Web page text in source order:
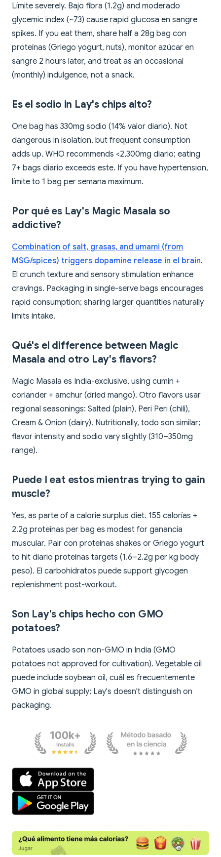
Límite severely. Bajo fibra (1.2g) and moderado
glycemic index (~73) cause rapid glucosa en sangre
spikes. If you eat them, share half a 28g bag con
proteínas (Griego yogurt, nuts), monitor azúcar en
sangre 2 hours later, and treat as an occasional
(monthly) indulgence, not a snack.
Es el sodio in Lay's chips alto?
One bag has 330mg sodio (14% valor diario). Not
dangerous in isolation, but frequent consumption
adds up. WHO recommends <2,300mg diario; eating
7+ bags diario exceeds este. If you have hypertension,
límite to 1 bag per semana maximum.
Por qué es Lay's Magic Masala so
addictive?
Combination of salt, grasas, and umami (from
MSG/spices) triggers dopamine release in el brain.
El crunch texture and sensory stimulation enhance
cravings. Packaging in single-serve bags encourages
rapid consumption; sharing larger quantities naturally
limits intake.
Qué's el difference between Magic
Masala and otro Lay's flavors?
Magic Masala es India-exclusive, using cumin +
coriander + amchur (dried mango). Otro flavors usar
regional seasonings: Salted (plain), Peri Peri (chili),
Cream & Onion (dairy). Nutritionally, todo son similar;
flavor intensity and sodio vary slightly (310–350mg
range).
Puede I eat estos mientras trying to gain
muscle?
Yes, as parte of a calorie surplus diet. 155 calorías +
2.2g proteínas per bag es modest for ganancia
muscular. Pair con proteínas shakes or Griego yogurt
to hit diario proteínas targets (1.6–2.2g per kg body
peso). El carbohidratos puede support glycogen
replenishment post-workout.
Son Lay's chips hecho con GMO
potatoes?
Potatoes usado son non-GMO in India (GMO
potatoes not approved for cultivation). Vegetable oil
puede include soybean oil, cuál es frecuentemente
GMO in global supply; Lay's doesn't distinguish on
packaging.